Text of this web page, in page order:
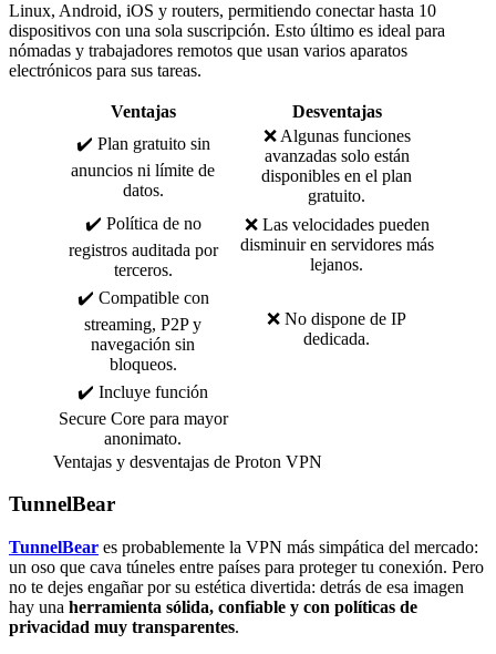
Linux, Android, iOS y routers, permitiendo conectar hasta 10
dispositivos con una sola suscripción. Esto último es ideal para
nómadas y trabajadores remotos que usan varios aparatos
electrónicos para sus tareas.
Ventajas
Desventajas
✔️ Plan gratuito sin
anuncios ni límite de
datos.
❌ Algunas funciones
avanzadas solo están
disponibles en el plan
gratuito.
✔️ Política de no
registros auditada por
terceros.
❌ Las velocidades pueden
disminuir en servidores más
lejanos.
✔️ Compatible con
streaming, P2P y
navegación sin
bloqueos.
❌ No dispone de IP
dedicada.
✔️ Incluye función
Secure Core para mayor
anonimato.
Ventajas y desventajas de Proton VPN
TunnelBear
TunnelBear es probablemente la VPN más simpática del mercado:
un oso que cava túneles entre países para proteger tu conexión. Pero
no te dejes engañar por su estética divertida: detrás de esa imagen
hay una herramienta sólida, confiable y con políticas de
privacidad muy transparentes.